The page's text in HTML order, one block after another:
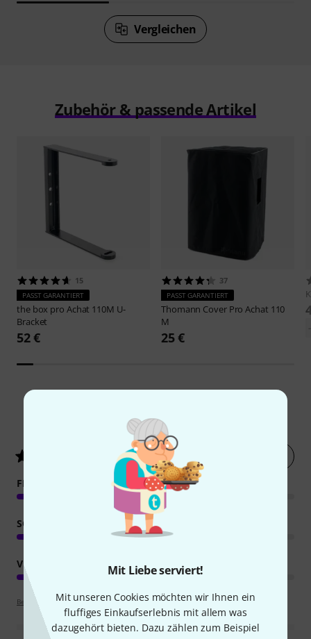
Mit Liebe serviert!
Mit unseren Cookies möchten wir Ihnen ein
fluffiges Einkaufserlebnis mit allem was
dazugehört bieten. Dazu zählen zum Beispiel
Vergleichen
Zubehör & passende Artikel
15
PASST GARANTIERT
the box pro Achat 110M U-
Bracket
52 €
37
PASST GARANTIERT
Thomann Cover Pro Achat 110
M
25 €
Kundenbewertungen
4.6/ 5
FEATURES
SOUND
VERARBEITUNG
Bewertungsrichtlinien